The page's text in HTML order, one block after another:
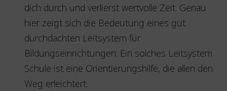
dich durch und verlierst wertvolle Zeit. Genau
hier zeigt sich die Bedeutung eines gut
durchdachten Leitsystem für
Bildungseinrichtungen. Ein solches Leitsystem
Schule ist eine Orientierungshilfe, die allen den
Weg erleichtert.